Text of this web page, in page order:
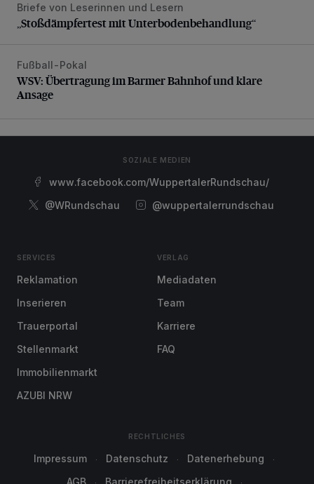
„Stoßdämpfertest mit Unterbodenbehandlung“
Briefe von Leserinnen und Lesern
„Stoßdämpfertest mit Unterbodenbehandlung“
WSV: Übertragung im Barmer Bahnhof und klare Ansage
Fußball-Pokal
WSV: Übertragung im Barmer Bahnhof und klare
Ansage
SOZIALE MEDIEN
www.facebook.com/WuppertalerRundschau/
@WRundschau
@wuppertalerrundschau
SERVICES
Reklamation
Inserieren
Trauerportal
Stellenmarkt
Immobilienmarkt
AZUBI NRW
VERLAG
Mediadaten
Team
Karriere
FAQ
RECHTLICHES
Impressum Datenschutz
Datenerhebung